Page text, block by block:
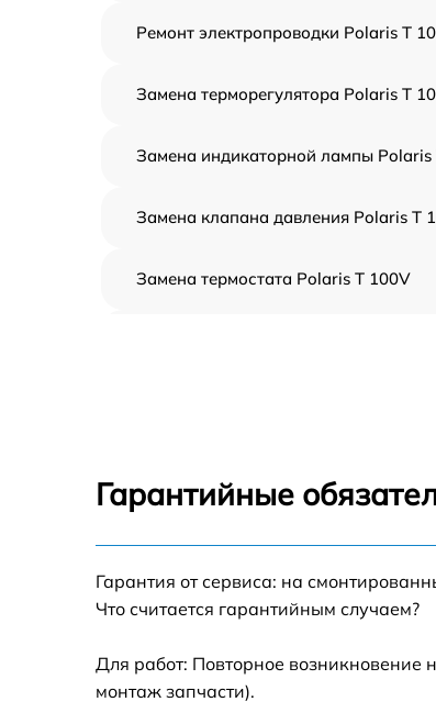
Ремонт электропроводки Polaris T
Замена терморегулятора Polaris T
Замена индикаторной лампы Polaris
Замена клапана давления Polaris T
Замена термостата Polaris T 100V
Замена прокладки Polaris T 100V
Замена труб поступления воды
Гарантийные
Гарантия от сервиса: на
Что считается гарантийным случаем?
Для работ: Повторное возникновение
монтаж запчасти).